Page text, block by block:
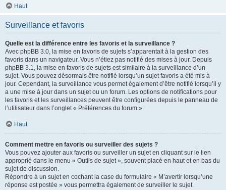
Haut
Surveillance et favoris
Quelle est la différence entre les favoris et la surveillance ?
Avec phpBB 3.0, la mise en favoris de sujets s’apparentait à la gestion des
favoris dans un navigateur. Vous n’étiez pas notifié des mises à jour. Depuis
phpBB 3.1, la mise en favoris de sujets est similaire à la surveillance d’un
sujet. Vous pouvez désormais être notifié lorsqu’un sujet favoris a été mis à
jour. Cependant, la surveillance vous permet également d’être notifié lorsqu’il y
a une mise à jour dans un sujet ou un forum. Les options de notifications pour
les favoris et les surveillances peuvent être configurées depuis le panneau de
l’utilisateur dans l’onglet « Préférences du forum ».
Haut
Comment mettre en favoris ou surveiller des sujets ?
Vous pouvez ajouter aux favoris ou surveiller un sujet en cliquant sur le lien
approprié dans le menu « Outils de sujet », souvent placé en haut et en bas du
sujet de discussion.
Répondre à un sujet en cochant la case du formulaire « M’avertir lorsqu’une
réponse est postée » vous permettra également de surveiller le sujet.